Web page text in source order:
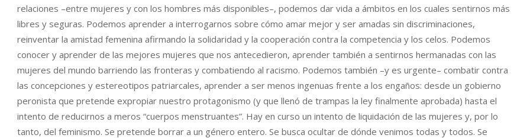
relaciones –entre mujeres y con los hombres más disponibles–, podemos dar vida a ámbitos en los cuales sentirnos más
libres y seguras. Podemos aprender a interrogarnos sobre cómo amar mejor y ser amadas sin discriminaciones,
reinventar la amistad femenina afirmando la solidaridad y la cooperación contra la competencia y los celos. Podemos
conocer y aprender de las mejores mujeres que nos antecedieron, aprender también a sentirnos hermanadas con las
mujeres del mundo barriendo las fronteras y combatiendo al racismo. Podemos también –y es urgente– combatir contra
las concepciones y estereotipos patriarcales, aprender a ser menos ingenuas frente a los engaños: desde un gobierno
peronista que pretende expropiar nuestro protagonismo (y que llenó de trampas la ley finalmente aprobada) hasta el
intento de reducirnos a meros “cuerpos menstruantes”. Hay en curso un intento de liquidación de las mujeres y, por lo
tanto, del feminismo. Se pretende borrar a un género entero. Se busca ocultar de dónde venimos todas y todos. Se